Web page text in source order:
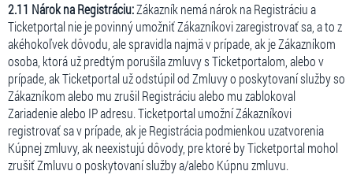
2.11 Nárok na Registráciu:Zákazník nemá nárok na Registráciu a
Ticketportal nie je povinný umožniť Zákazníkovi zaregistrovať sa, a to z
akéhokoľvek dôvodu, ale spravidla najmä v prípade, ak je Zákazníkom
osoba, ktorá už predtým porušila zmluvy s Ticketportalom, alebo v
prípade, ak Ticketportal už odstúpil od Zmluvy o poskytovaní služby so
Zákazníkom alebo mu zrušil Registráciu alebo mu zablokoval
Zariadenie alebo IP adresu. Ticketportal umožní Zákazníkovi
registrovať sa v prípade, ak je Registrácia podmienkou uzatvorenia
Kúpnej zmluvy, ak neexistujú dôvody, pre ktoré by Ticketportal mohol
zrušiť Zmluvu o poskytovaní služby a/alebo Kúpnu zmluvu.